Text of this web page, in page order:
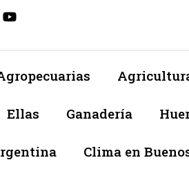
Ellas Ganadería
Clima en